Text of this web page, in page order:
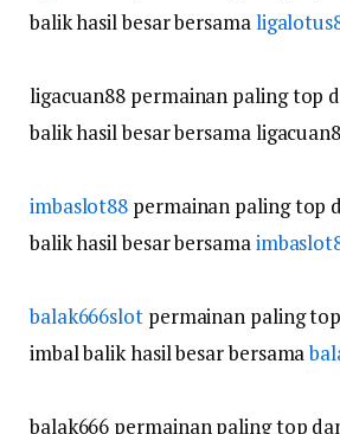
balik hasil besar bersama
ligacuan88 permainan paling top
balik hasil besar bersama
imbaslot88 permainan paling top
balik hasil besar bersama
balak666slotpermainan paling
imbal balik hasil besar bersama
balak666 permainan paling top